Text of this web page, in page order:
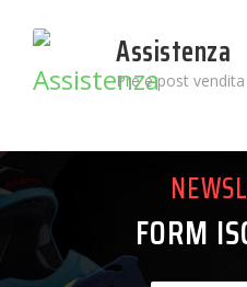
Assistenza
Pre e post vendita
FORM